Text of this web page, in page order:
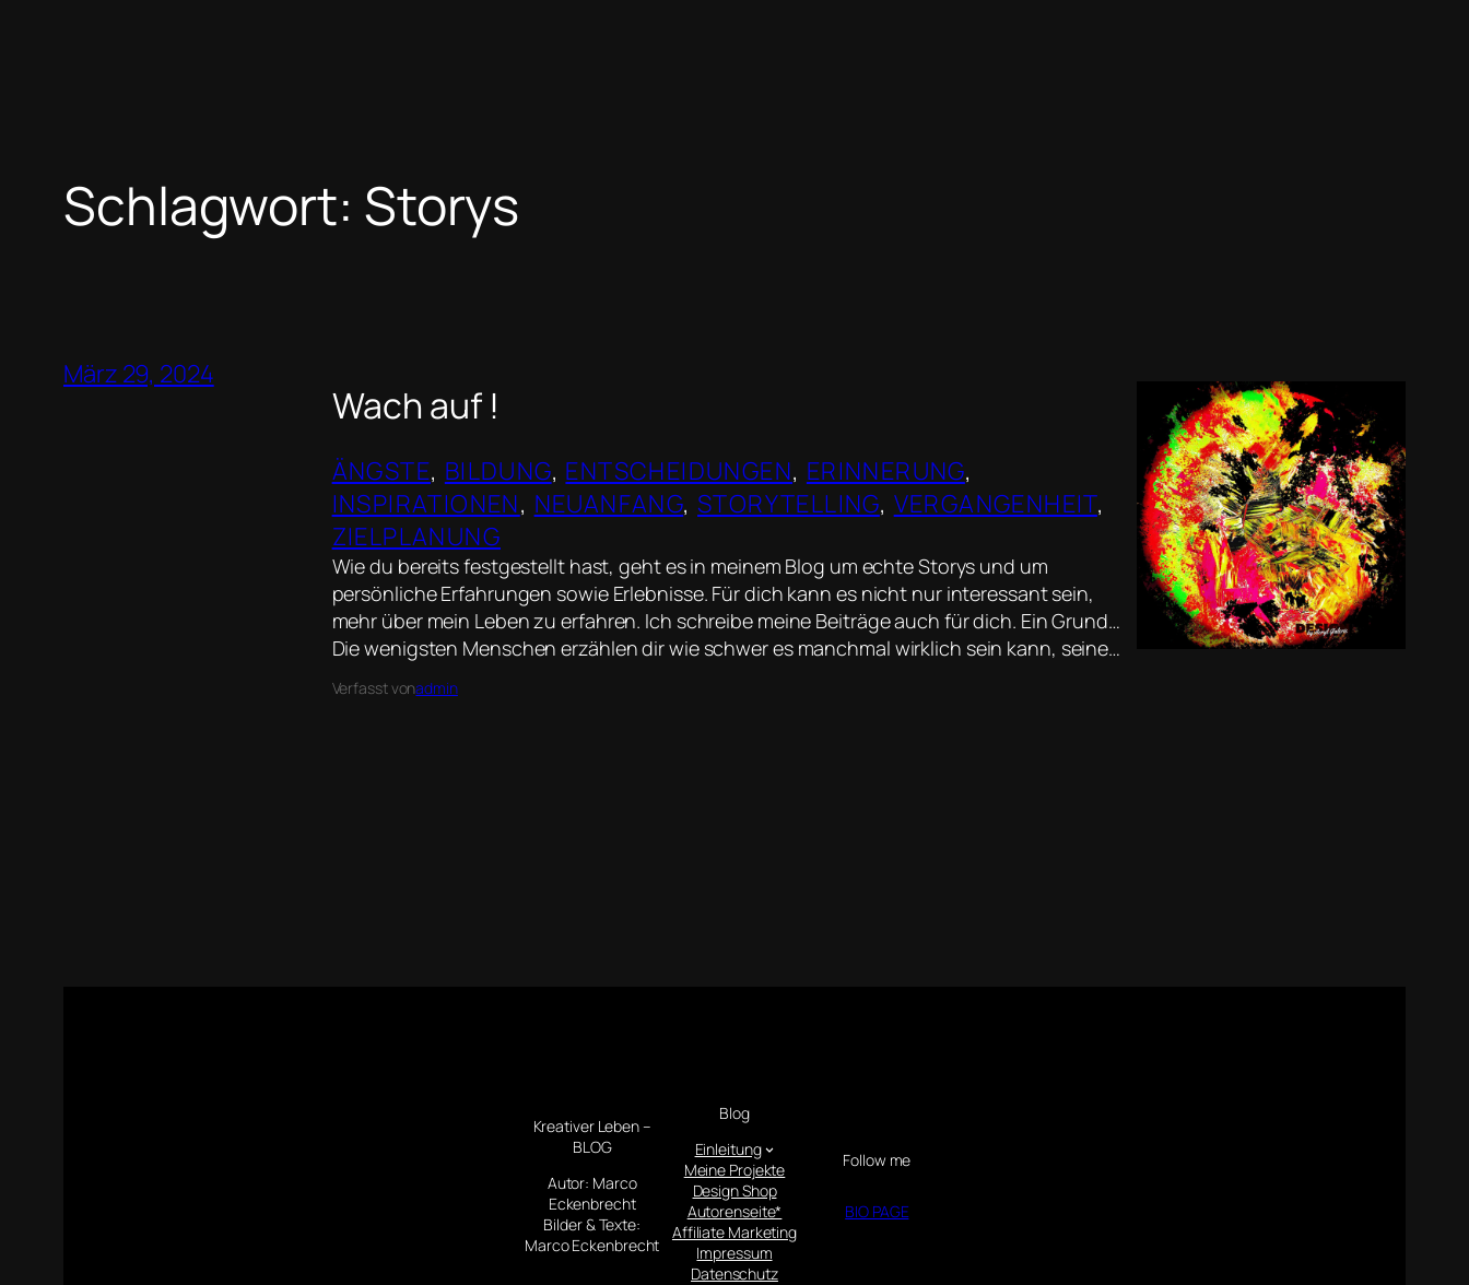
Schlagwort: Storys
März 29, 2024
Wach auf !
ÄNGSTE, BILDUNG, ENTSCHEIDUNGEN, ERINNERUNG
INSPIRATIONEN, NEUANFANG, STORYTELLING, VERGANGENHEIT
ZIELPLANUNG
Wie du bereits festgestellt hast, geht es in meinem Blog um echte Storys und um
persönliche Erfahrungen sowie Erlebnisse. Für dich kann es nicht nur interessant sein,
mehr über mein Leben zu erfahren. Ich schreibe meine Beiträge auch für dich. Ein Grund…
Die wenigsten Menschen erzählen dir wie schwer es manchmal wirklich sein kann, seine…
Verfasst vonadmin
Kreativer Leben –
BLOG
Autor: Marco
Eckenbrecht
Bilder & Texte:
Marco Eckenbrecht
Blog
Einleitung
Meine Projekte
Design Shop
Autorenseite*
Affiliate Marketing
Impressum
Datenschutz
Follow me
BIO PAGE